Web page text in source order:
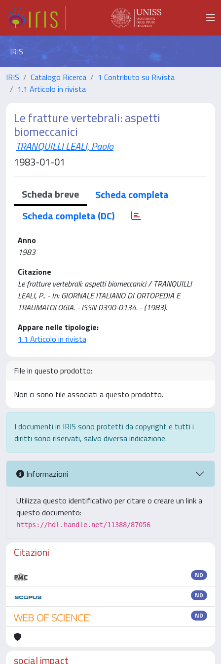
IRIS
IRIS Catalogo Ricerca
1 Contributo su Rivista
1.1 Articolo in rivista
Le fratture vertebrali: aspetti
biomeccanici
TRANQUILLI LEALI, Paolo
1983-01-01
Scheda breve
Scheda completa
Scheda completa (DC)
Anno
1983
Citazione
Le fratture vertebrali: aspetti biomeccanici / TRANQUILLI
LEALI, P.. - In: GIORNALE ITALIANO DI ORTOPEDIA E
TRAUMATOLOGIA. - ISSN 0390-0134. - (1983).
Appare nelle tipologie:
1.1 Articolo in rivista
File in questo prodotto:
Non ci sono file associati a questo prodotto.
I documenti in IRIS sono protetti da copyright e tutti i
diritti sono riservati, salvo diversa indicazione.
Informazioni
Utilizza questo identificativo per citare o creare un link a
questo documento:
https://hdl.handle.net/11388/87056
Citazioni
ND
ND
ND
social impact